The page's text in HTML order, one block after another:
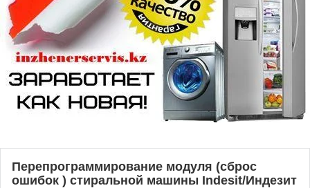
Перепрограммирование модуля (сброс
ошибок ) стиральной машины Indesit/Индезит